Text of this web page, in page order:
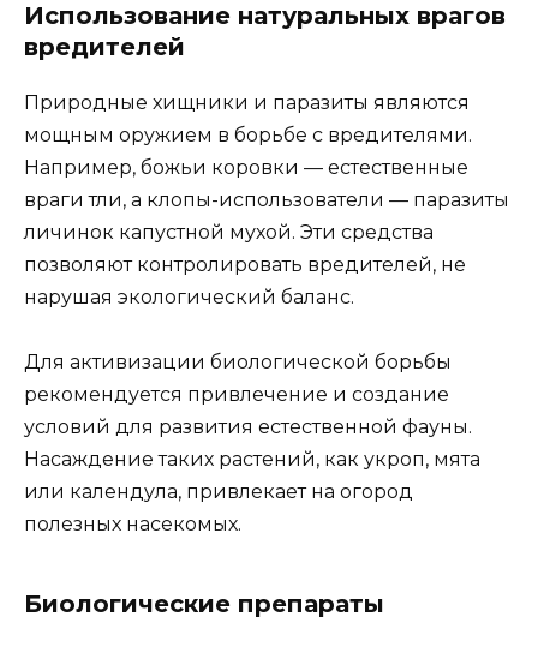
Использование натуральных врагов
вредителей
Природные хищники и паразиты являются
мощным оружием в борьбе с вредителями.
Например, божьи коровки — естественные
враги тли, а клопы-использователи — паразиты
личинок капустной мухой. Эти средства
позволяют контролировать вредителей, не
нарушая экологический баланс.
Для активизации биологической борьбы
рекомендуется привлечение и создание
условий для развития естественной фауны.
Насаждение таких растений, как укроп, мята
или календула, привлекает на огород
полезных насекомых.
Биологические препараты